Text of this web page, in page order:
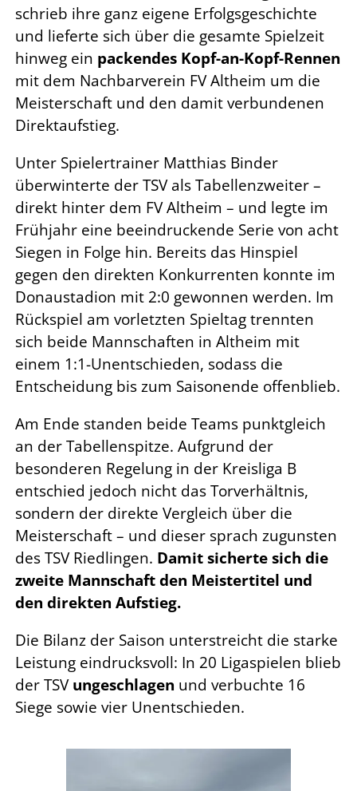
schrieb ihre ganz eigene Erfolgsgeschichte
und lieferte sich über die gesamte Spielzeit
hinweg ein packendes Kopf-an-Kopf-Rennen
mit dem Nachbarverein FV Altheim um die
Meisterschaft und den damit verbundenen
Direktaufstieg.
Unter Spielertrainer Matthias Binder
überwinterte der TSV als Tabellenzweiter –
direkt hinter dem FV Altheim – und legte im
Frühjahr eine beeindruckende Serie von acht
Siegen in Folge hin. Bereits das Hinspiel
gegen den direkten Konkurrenten konnte im
Donaustadion mit 2:0 gewonnen werden. Im
Rückspiel am vorletzten Spieltag trennten
sich beide Mannschaften in Altheim mit
einem 1:1-Unentschieden, sodass die
Entscheidung bis zum Saisonende offenblieb.
Am Ende standen beide Teams punktgleich
an der Tabellenspitze. Aufgrund der
besonderen Regelung in der Kreisliga B
entschied jedoch nicht das Torverhältnis,
sondern der direkte Vergleich über die
Meisterschaft – und dieser sprach zugunsten
des TSV Riedlingen. Damit sicherte sich die
zweite Mannschaft den Meistertitel und
den direkten Aufstieg.
Die Bilanz der Saison unterstreicht die starke
Leistung eindrucksvoll: In 20 Ligaspielen blieb
der TSVungeschlagen und verbuchte 16
Siege sowie vier Unentschieden.